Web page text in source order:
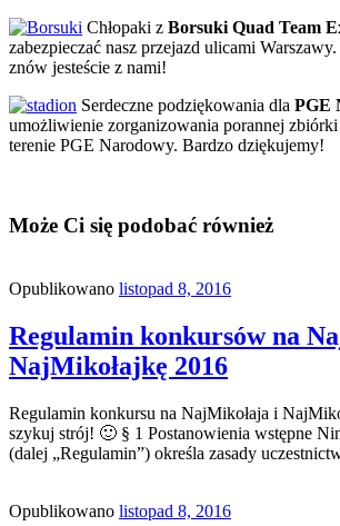
Chłopaki z Borsuki Quad Team
zabezpieczać nasz przejazd ulicami
znów jesteście z nami!
Serdeczne podziękowania dla PGE
umożliwienie zorganizowania porannej
terenie PGE Narodowy. Bardzo dziękujemy!
Może Ci się podobać również
Opublikowano listopad 8, 2016
Regulamin konkursów na
NajMikołajkę 2016
Regulamin konkursu na NajMikołaja i
szykuj strój! 🙂 § 1 Postanowienia wstępne
(dalej „Regulamin”) określa zasady
Opublikowano listopad 8, 2016